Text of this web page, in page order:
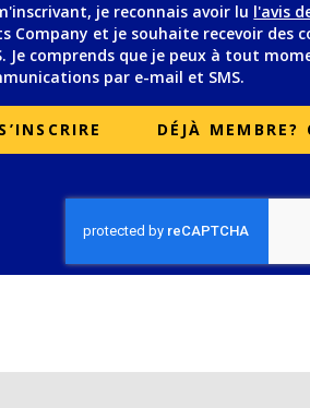
je reconnais avoir lu l'avis
in new window)
Company et je souhaite recevoir des
Je comprends que je peux à tout
par e-mail et SMS.
S’INSCRIRE DÉJÀ MEMBRE?